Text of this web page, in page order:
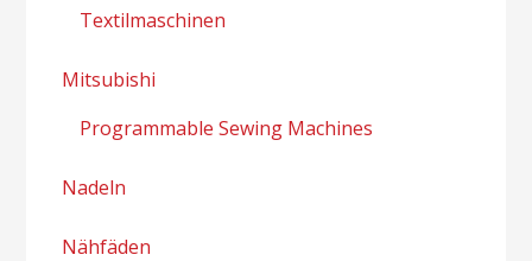
Textilmaschinen
Mitsubishi
Programmable Sewing Machines
Nadeln
Nähfäden